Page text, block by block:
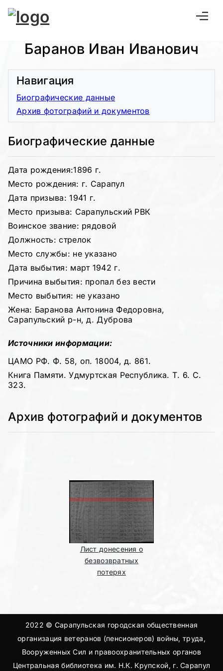
Баранов Иван Иванович
Биографические данные
Дата рождения:1896 г.
Место рождения: г. Сарапул
Дата призыва: 1941 г.
Место призыва: Сарапульский РВК
Воинское звание: рядовой
Должность: стрелок
Место службы: не указано
Дата выбытия: март 1942 г.
Причина выбытия: пропал без вести
Место выбытия: не указано
Жена: Баранова Антонина Федоровна,
Сарапульский р-н, д. Дуброва
Источники информации:
ЦАМО РФ. Ф. 58, оп. 18004, д. 861.
Книга Памяти. Удмуртская Республика. Т. 6. С.
323.
Навигация
Биографические данные
Архив фотографий и документов
Архив фотографий и документов
Лист донесения о
безвозвратных
потерях
2022 © Сарапульская городская общественная
организация ветеранов (пенсионеров) войны, труда,
Вооруженных Сил и правоохранительных органов
Центральная библиотека им. Н.К. Крупской, г. Сарапул